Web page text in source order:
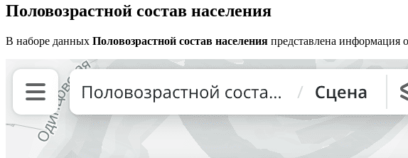
Половозрастной состав населения
В наборе данных Половозрастной состав населения представлена информация